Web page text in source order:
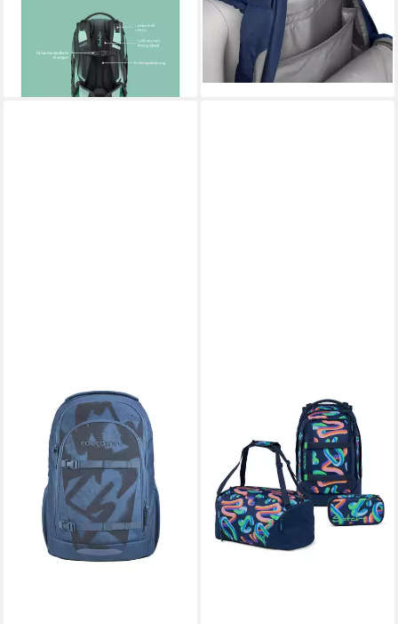
lieferbar - in 2-3 Werktagen bei dir
+27
-35%
lieferbar - in 2-3 Werktagen bei dir
+20